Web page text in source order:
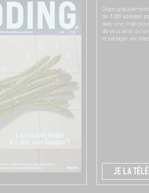
Dispo
de 3 000 adresses
avec une map
de vous ainsi
et partager vos
JE LA